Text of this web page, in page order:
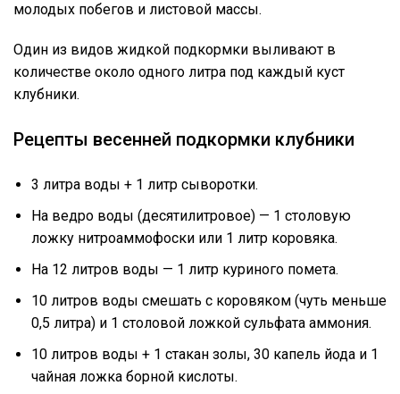
молодых побегов и листовой массы.
Один из видов жидкой подкормки выливают в
количестве около одного литра под каждый куст
клубники.
Рецепты весенней подкормки клубники
3 литра воды + 1 литр сыворотки.
На ведро воды (десятилитровое) — 1 столовую
ложку нитроаммофоски или 1 литр коровяка.
На 12 литров воды — 1 литр куриного помета.
10 литров воды смешать с коровяком (чуть меньше
0,5 литра) и 1 столовой ложкой сульфата аммония.
10 литров воды + 1 стакан золы, 30 капель йода и 1
чайная ложка борной кислоты.